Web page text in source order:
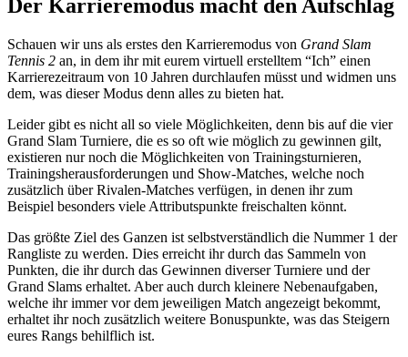
Der Karrieremodus macht den Aufschlag
Schauen wir uns als erstes den Karrieremodus von Grand Slam
Tennis 2 an, in dem ihr mit eurem virtuell erstelltem “Ich” einen
Karrierezeitraum von 10 Jahren durchlaufen müsst und widmen uns
dem, was dieser Modus denn alles zu bieten hat.
Leider gibt es nicht all so viele Möglichkeiten, denn bis auf die vier
Grand Slam Turniere, die es so oft wie möglich zu gewinnen gilt,
existieren nur noch die Möglichkeiten von Trainingsturnieren,
Trainingsherausforderungen und Show-Matches, welche noch
zusätzlich über Rivalen-Matches verfügen, in denen ihr zum
Beispiel besonders viele Attributspunkte freischalten könnt.
Das größte Ziel des Ganzen ist selbstverständlich die Nummer 1 der
Rangliste zu werden. Dies erreicht ihr durch das Sammeln von
Punkten, die ihr durch das Gewinnen diverser Turniere und der
Grand Slams erhaltet. Aber auch durch kleinere Nebenaufgaben,
welche ihr immer vor dem jeweiligen Match angezeigt bekommt,
erhaltet ihr noch zusätzlich weitere Bonuspunkte, was das Steigern
eures Rangs behilflich ist.